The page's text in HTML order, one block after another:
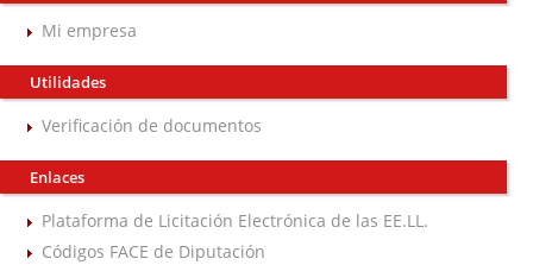
Mi empresa
Utilidades
Verificación de documentos
Enlaces
Plataforma de Licitación Electrónica de las EE.LL.
Códigos FACE de Diputación